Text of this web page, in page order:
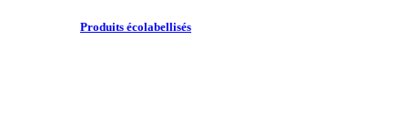
Produits écolabellisés